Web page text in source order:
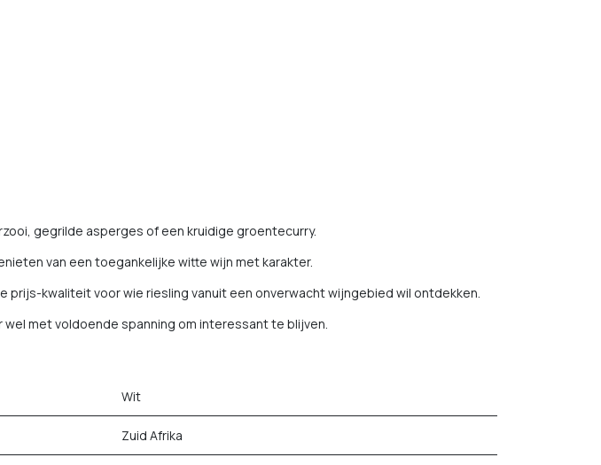
gegrilde asperges of een kruidige groentecurry.
van een toegankelijke witte wijn met karakter.
prijs-kwaliteit voor wie riesling vanuit een onverwacht wijngebied wil ontdekken.
met voldoende spanning om interessant te blijven.
Wit
Zuid Afrika